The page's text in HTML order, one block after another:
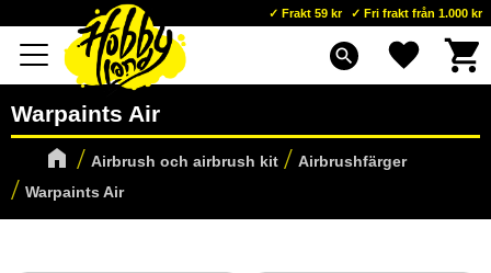
Meny
Frakt 59 kr Fri frakt från 1.000 kr
search Favoriter
Warpaints Air
Airbrush och airbrush kit
Airbrushfärger
Warpaints Air